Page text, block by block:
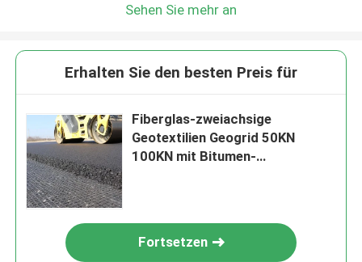
Sehen Sie mehr an
Erhalten Sie den besten Preis für
Fiberglas-zweiachsige
Geotextilien Geogrid 50KN
100KN mit Bitumen-
Fortsetzen